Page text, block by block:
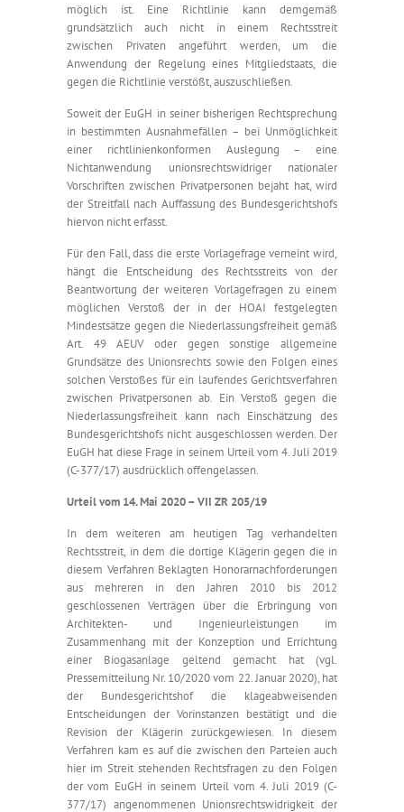
möglich ist. Eine Richtlinie kann demgemäß
grundsätzlich auch nicht in einem Rechtsstreit
zwischen Privaten angeführt werden, um die
Anwendung der Regelung eines Mitgliedstaats, die
gegen die Richtlinie verstößt, auszuschließen.
Soweit der EuGH in seiner bisherigen Rechtsprechung
in bestimmten Ausnahmefällen – bei Unmöglichkeit
einer richtlinienkonformen Auslegung – eine
Nichtanwendung unionsrechtswidriger nationaler
Vorschriften zwischen Privatpersonen bejaht hat, wird
der Streitfall nach Auffassung des Bundesgerichtshofs
hiervon nicht erfasst.
Für den Fall, dass die erste Vorlagefrage verneint wird,
hängt die Entscheidung des Rechtsstreits von der
Beantwortung der weiteren Vorlagefragen zu einem
möglichen Verstoß der in der HOAI festgelegten
Mindestsätze gegen die Niederlassungsfreiheit gemäß
Art. 49 AEUV oder gegen sonstige allgemeine
Grundsätze des Unionsrechts sowie den Folgen eines
solchen Verstoßes für ein laufendes Gerichtsverfahren
zwischen Privatpersonen ab. Ein Verstoß gegen die
Niederlassungsfreiheit kann nach Einschätzung des
Bundesgerichtshofs nicht ausgeschlossen werden. Der
EuGH hat diese Frage in seinem Urteil vom 4. Juli 2019
(C-377/17) ausdrücklich offengelassen.
Urteil vom 14. Mai 2020 – VII ZR 205/19
In dem weiteren am heutigen Tag verhandelten
Rechtsstreit, in dem die dortige Klägerin gegen die in
diesem Verfahren Beklagten Honorarnachforderungen
aus mehreren in den Jahren 2010 bis 2012
geschlossenen Verträgen über die Erbringung von
Architekten- und Ingenieurleistungen im
Zusammenhang mit der Konzeption und Errichtung
einer Biogasanlage geltend gemacht hat (vgl.
Pressemitteilung Nr. 10/2020 vom 22. Januar 2020), hat
der Bundesgerichtshof die klageabweisenden
Entscheidungen der Vorinstanzen bestätigt und die
Revision der Klägerin zurückgewiesen. In diesem
Verfahren kam es auf die zwischen den Parteien auch
hier im Streit stehenden Rechtsfragen zu den Folgen
der vom EuGH in seinem Urteil vom 4. Juli 2019 (C-
377/17) angenommenen Unionsrechtswidrigkeit der